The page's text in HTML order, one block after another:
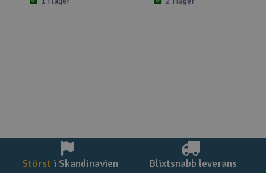
Störst i Skandinavien Blixtsnabb leverans